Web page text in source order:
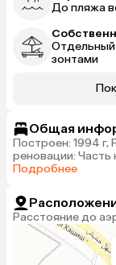
До пляжа
Отдельный
зонтами
Общая
Построен: 1994 г,
реновации:
Подробнее
Расстояние до